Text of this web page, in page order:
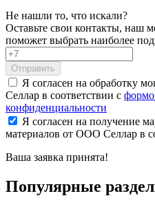
Не нашли то, что искали?
Оставьте свои контакты, наш
поможет выбрать наиболее
Отправить
Я согласен на обработку
Селлар в соответствии с
конфиденциальности
Я согласен на получение
материалов от ООО Селлар в
Ваша заявка принята!
Популярные